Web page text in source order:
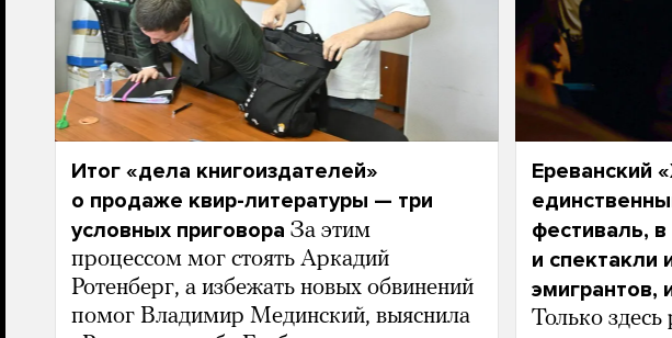
Итог «дела книгоиздателей»
о продаже квир-литературы — три
условных приговора За этим
процессом мог стоять Аркадий
Ротенберг, а избежать новых обвинений
помог Владимир Мединский, выяснила
Ереванский
фестиваль,
и спектакли
эмигрантов,
Только